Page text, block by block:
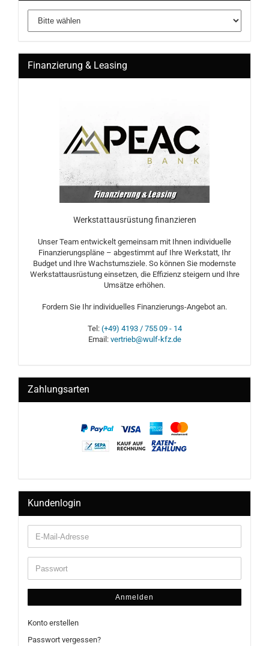
Finanzierung & Leasing
Werkstattausrüstung finanzieren
Unser Team entwickelt gemeinsam mit Ihnen individuelle
Finanzierungspläne – abgestimmt auf Ihre Werkstatt, Ihr
Budget und Ihre Wachstumsziele. So können Sie modernste
Werkstattausrüstung einsetzen, die Effizienz steigern und Ihre
Umsätze erhöhen.
Fordern Sie Ihr individuelles Finanzierungs-Angebot an.
Tel: (+49) 4193 / 755 09 - 14
Email: vertrieb@wulf-kfz.de
Zahlungsarten
Kundenlogin
Anmelden
Konto erstellen
Passwort vergessen?